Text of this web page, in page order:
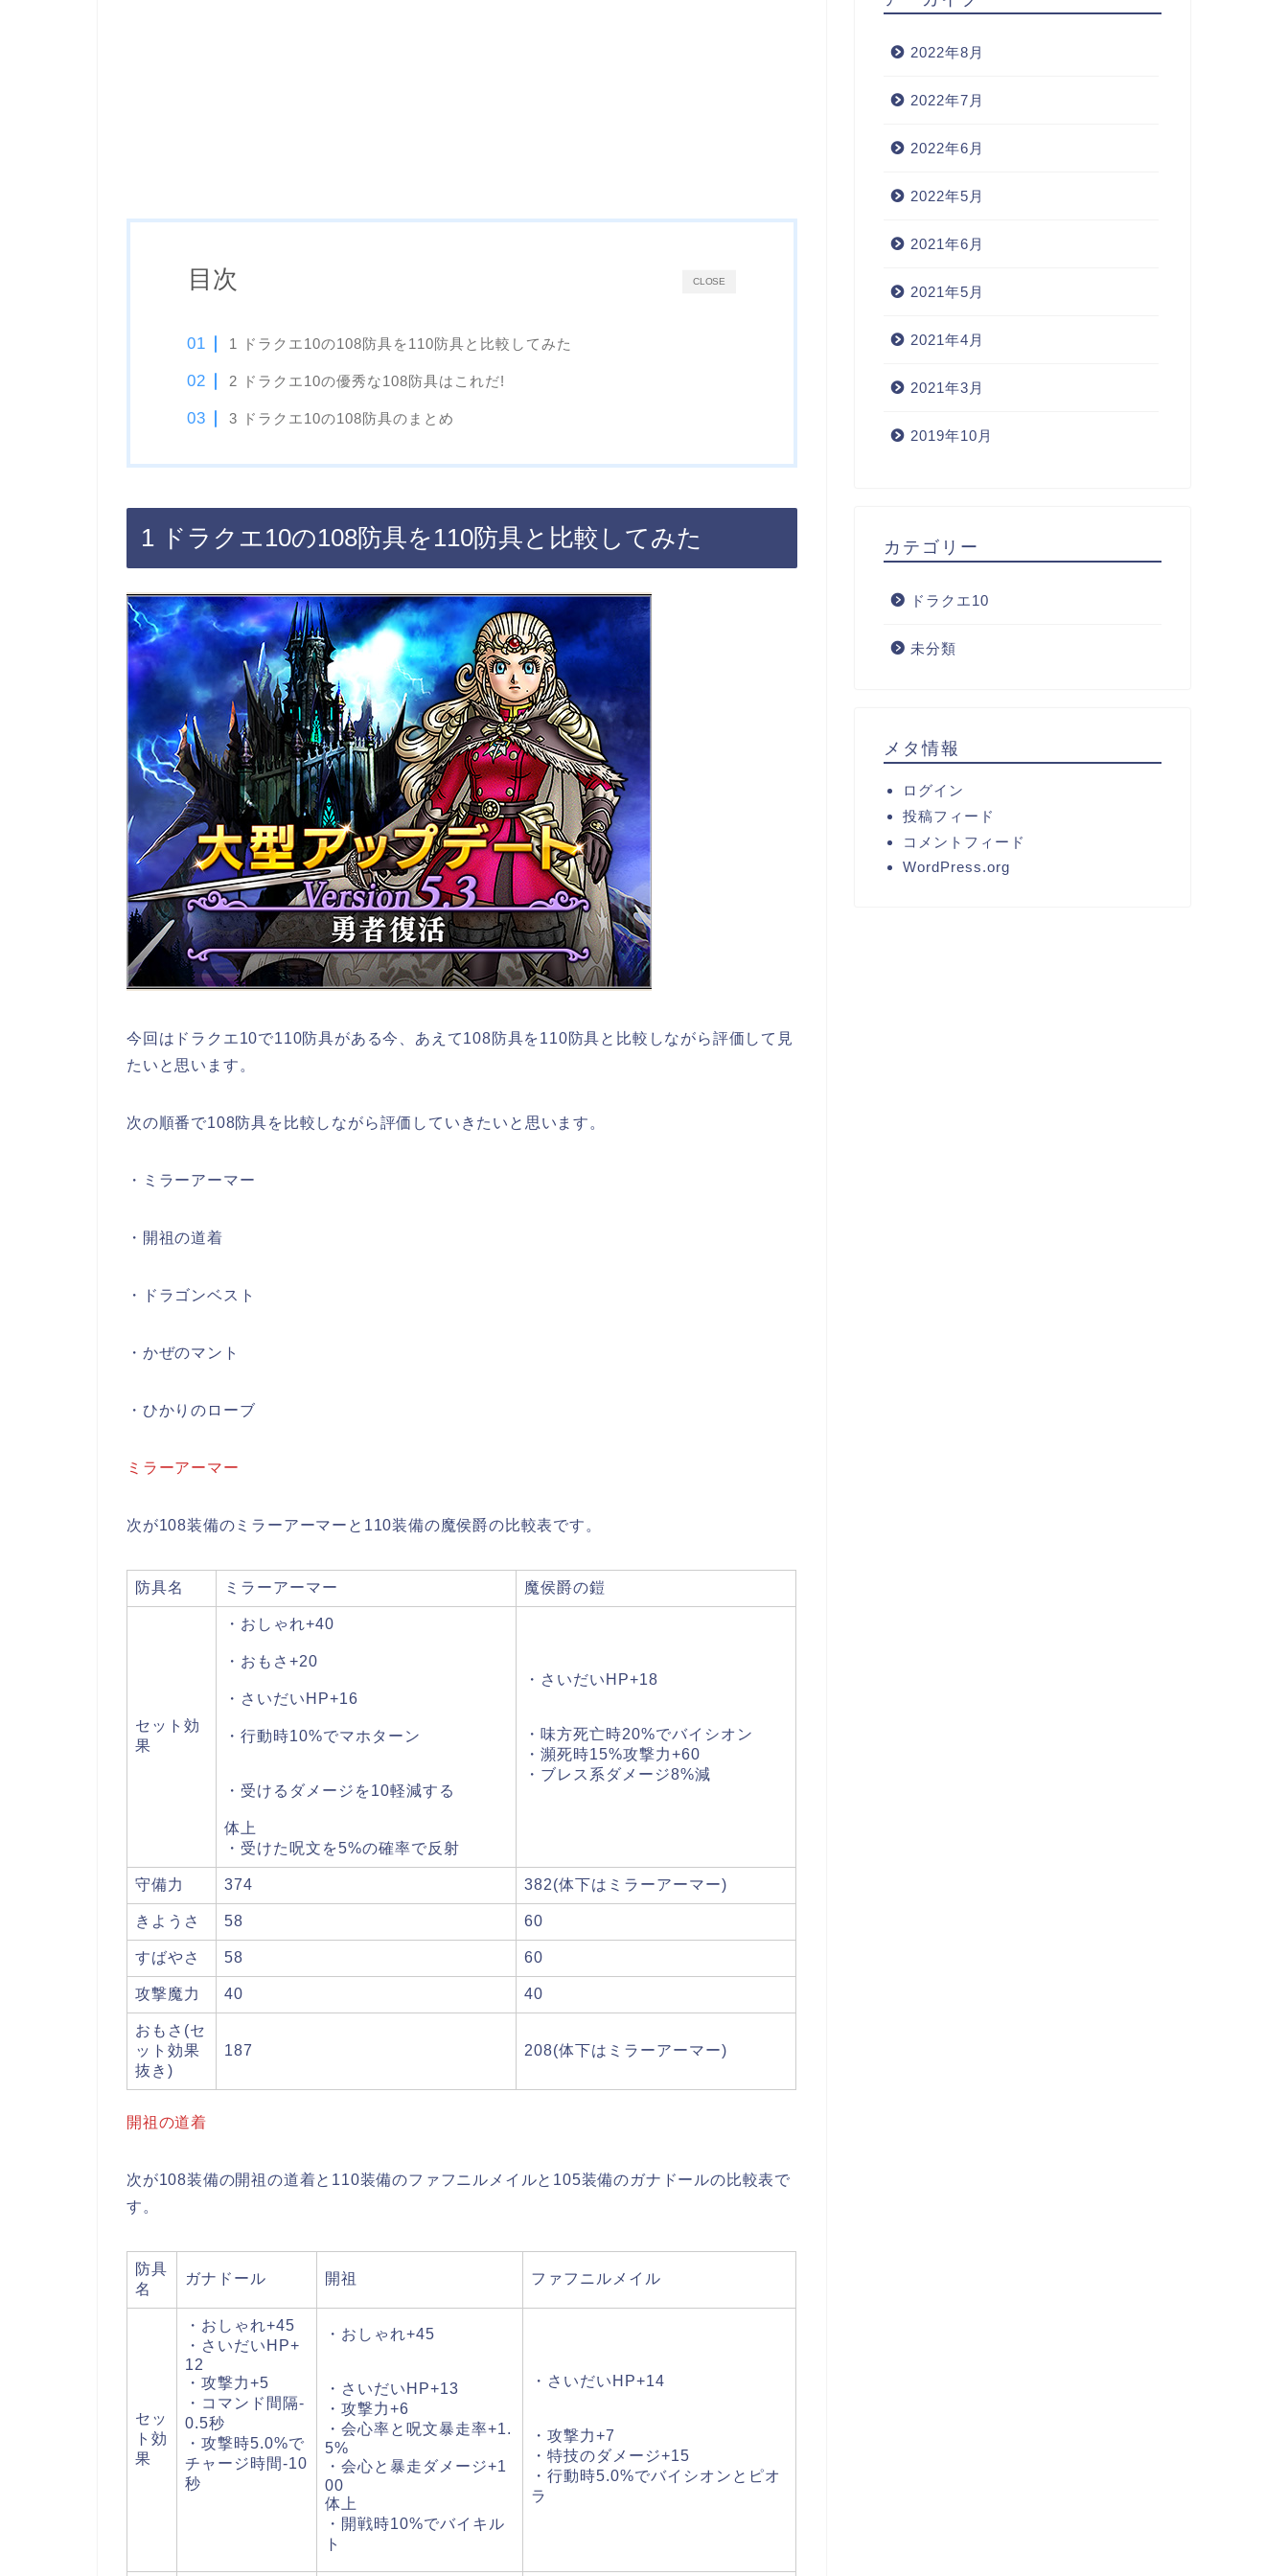
CLOSE
目次
1 ドラクエ10の108防具を110防具と比較してみた
2 ドラクエ10の優秀な108防具はこれだ!
3 ドラクエ10の108防具のまとめ
1 ドラクエ10の108防具を110防具と比較してみた
今回はドラクエ10で110防具がある今、あえて108防具を110防具と比較しながら評価して見
たいと思います。
次の順番で108防具を比較しながら評価していきたいと思います。
・ミラーアーマー
・開祖の道着
・ドラゴンベスト
・かぜのマント
・ひかりのローブ
ミラーアーマー
次が108装備のミラーアーマーと110装備の魔侯爵の比較表です。
防具名 ミラーアーマー 魔侯爵の鎧
セット効
果
・おしゃれ+40
・おもさ+20
・さいだいHP+16
・行動時10%でマホターン
・受けるダメージを10軽減する
体上
・受けた呪文を5%の確率で反射
・さいだいHP+18
・味方死亡時20%でバイシオン
・瀕死時15%攻撃力+60
・ブレス系ダメージ8%減
守備力 374 382(体下はミラーアーマー)
きようさ 58 60
すばやさ 58 60
攻撃魔力 40 40
おもさ(セ
ット効果
抜き)
187 208(体下はミラーアーマー)
開祖の道着
次が108装備の開祖の道着と110装備のファフニルメイルと105装備のガナドールの比較表で
す。
防具
名
ガナドール 開祖 ファフニルメイル
セッ
ト効
果
・おしゃれ+45
・さいだいHP+
12
・攻撃力+5
・コマンド間隔-
0.5秒
・攻撃時5.0%で
チャージ時間-10
秒
・おしゃれ+45
・さいだいHP+13
・攻撃力+6
・会心率と呪文暴走率+1.
5%
・会心と暴走ダメージ+1
00
体上
・開戦時10%でバイキル
ト
・さいだいHP+14
・攻撃力+7
・特技のダメージ+15
・行動時5.0%でバイシオンとピオ
ラ
2022年8月
2022年7月
2022年6月
2022年5月
2021年6月
2021年5月
2021年4月
2021年3月
2019年10月
カテゴリー
ドラクエ10
未分類
メタ情報
ログイン
投稿フィード
コメントフィード
WordPress.org